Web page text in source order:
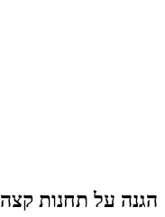
הגנה על תחנות קצה